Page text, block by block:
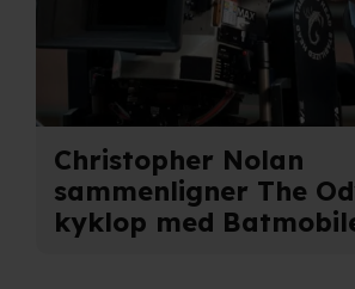
cookiepolitik
Christopher Nolan
sammenligner The
kyklop med